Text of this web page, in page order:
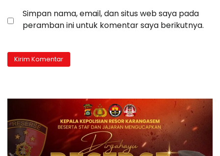
Simpan nama, email, dan situs web saya pada
peramban ini untuk komentar saya berikutnya.